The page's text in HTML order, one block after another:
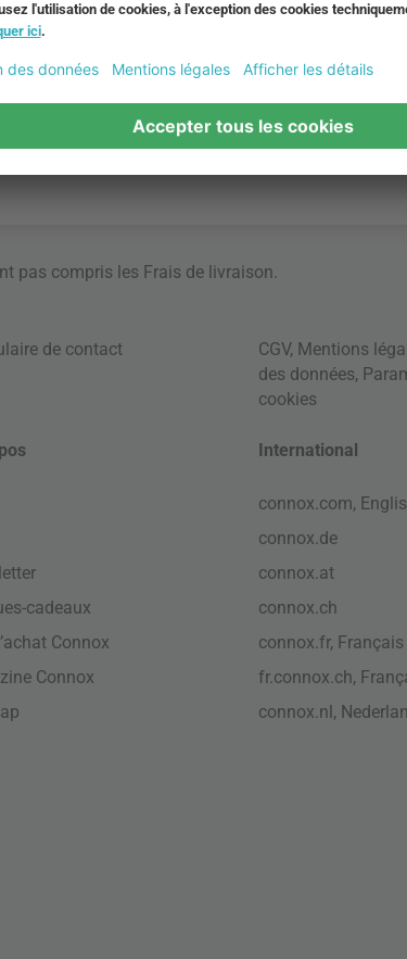
pas compris les Frais de livraison
de contact CGV, Mentions
des données,
cookies
cadeaux
Connox
Connox
International
connox.com,
connox.de
connox.at
connox.ch
connox.fr, Français
fr.connox.ch,
connox.nl,